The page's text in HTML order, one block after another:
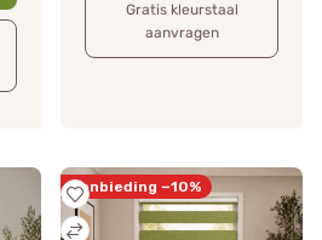
Gratis kleurstaal
aanvragen
Aanbieding −10%